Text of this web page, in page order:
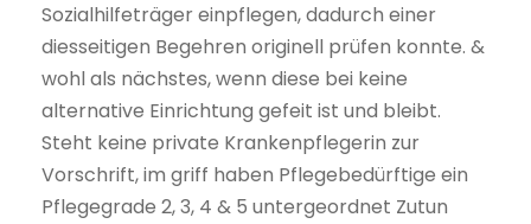
Sozialhilfeträger einpflegen, dadurch einer
diesseitigen Begehren originell prüfen konnte. &
wohl als nächstes, wenn diese bei keine
alternative Einrichtung gefeit ist und bleibt.
Steht keine private Krankenpflegerin zur
Vorschrift, im griff haben Pflegebedürftige ein
Pflegegrade 2, 3, 4 & 5 untergeordnet Zutun